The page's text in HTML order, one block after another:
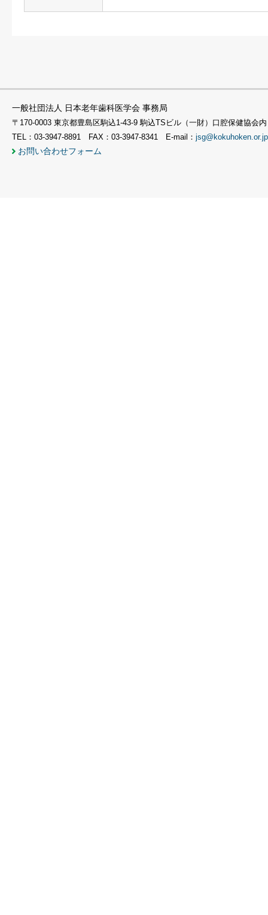
一般社団法人 日本老年歯科医学会 事務局
〒170-0003 東京都豊島区駒込1-43-9 駒込TSビル（一財）口腔保健協会内
TEL：03-3947-8891 FAX：03-3947-8341 E-mail： jsg@kokuhoken.or.jp
お問い合わせフォーム